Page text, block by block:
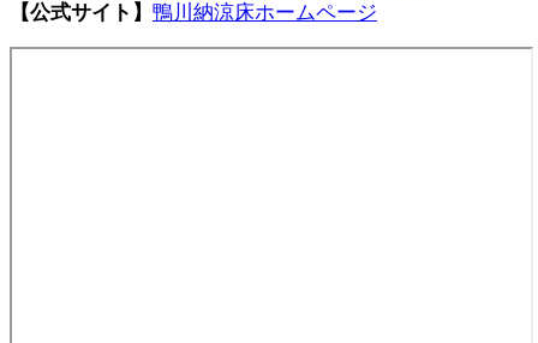
【公式サイト】 鴨川納涼床ホームページ